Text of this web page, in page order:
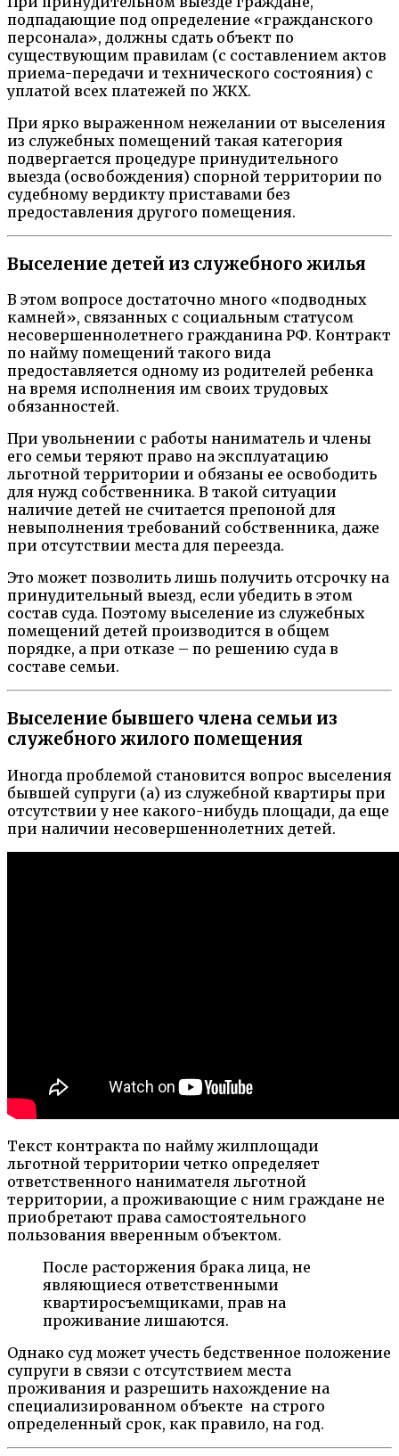
подпадающие под определение «гражданского
персонала», должны сдать объект по
существующим правилам (с составлением актов
приема-передачи и технического состояния) с
уплатой всех платежей по ЖКХ.
При ярко выраженном нежелании от выселения
из служебных помещений такая категория
подвергается процедуре принудительного
выезда (освобождения) спорной территории по
судебному вердикту приставами без
предоставления другого помещения.
Выселение детей из служебного жилья
В этом вопросе достаточно много «подводных
камней», связанных с социальным статусом
несовершеннолетнего гражданина РФ. Контракт
по найму помещений такого вида
предоставляется одному из родителей ребенка
на время исполнения им своих трудовых
обязанностей.
При увольнении с работы наниматель и члены
его семьи теряют право на эксплуатацию
льготной территории и обязаны ее освободить
для нужд собственника. В такой ситуации
наличие детей не считается препоной для
невыполнения требований собственника, даже
при отсутствии места для переезда.
Это может позволить лишь получить отсрочку на
принудительный выезд, если убедить в этом
состав суда. Поэтому выселение из служебных
помещений детей производится в общем
порядке, а при отказе – по решению суда в
составе семьи.
Выселение бывшего члена семьи из
служебного жилого помещения
Иногда проблемой становится вопрос выселения
бывшей супруги (а) из служебной квартиры при
отсутствии у нее какого-нибудь площади, да еще
при наличии несовершеннолетних детей.
Текст контракта по найму жилплощади
льготной территории четко определяет
ответственного нанимателя льготной
территории, а проживающие с ним граждане не
приобретают права самостоятельного
пользования вверенным объектом.
После расторжения брака лица, не
являющиеся ответственными
квартиросъемщиками, прав на
проживание лишаются.
Однако суд может учесть бедственное положение
супруги в связи с отсутствием места
проживания и разрешить нахождение на
специализированном объекте на строго
определенный срок, как правило, на год.